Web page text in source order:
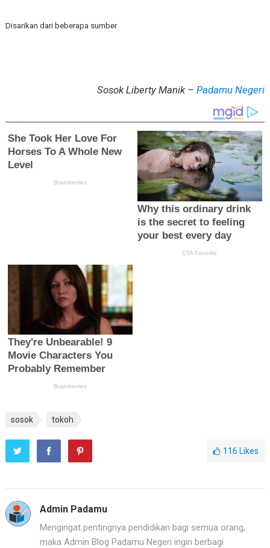
Disarikan dari beberapa sumber
Sosok Liberty Manik –Padamu Negeri
sosok tokoh
116 Likes
Admin Padamu
Mengingat pentingnya pendidikan bagi semua orang,
maka Admin Blog Padamu Negeri ingin berbagi